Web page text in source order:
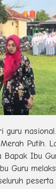
guru
Putih.
Ibu
Guru
peserta